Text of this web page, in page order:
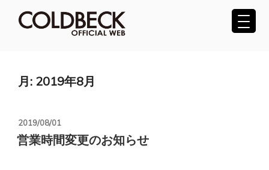
月: 2019年8月
投
稿
日:
2019/08/01
営業時間変更のお知らせ